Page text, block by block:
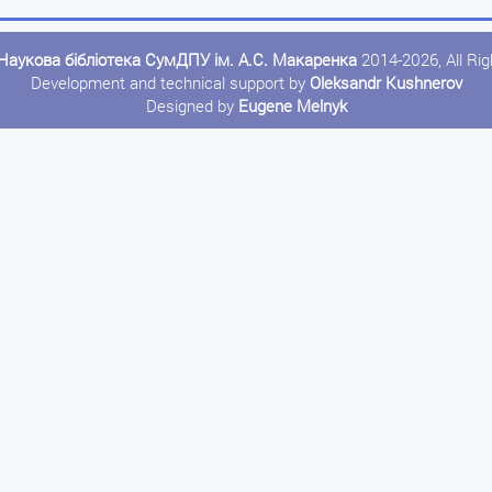
бібліотека СумДПУ ім. А.С. Макаренка 2014-2026, All
Development and technical support by Oleksandr Kushnerov
Designed by Eugene Melnyk